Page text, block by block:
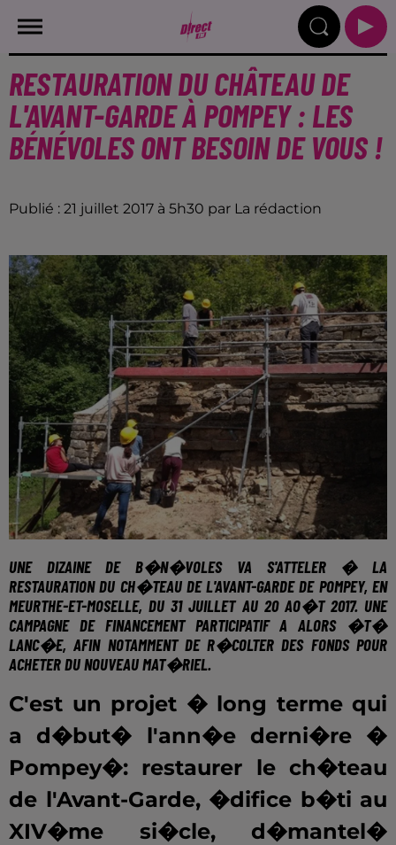
RESTAURATION DU CHÂTEAU DE
L'AVANT-GARDE À POMPEY : LES
BÉNÉVOLES ONT BESOIN DE VOUS !
Publié : 21 juillet 2017 à 5h30 par La rédaction
UNE DIZAINE DE B�N�VOLES VA S'ATTELER � LA
RESTAURATION DU CH�TEAU DE L'AVANT-GARDE DE POMPEY, EN
MEURTHE-ET-MOSELLE, DU 31 JUILLET AU 20 AO�T 2017. UNE
CAMPAGNE DE FINANCEMENT PARTICIPATIF A ALORS �T�
LANC�E, AFIN NOTAMMENT DE R�COLTER DES FONDS POUR
ACHETER DU NOUVEAU MAT�RIEL.
C'est un projet � long terme qui
a d�but� l'ann�e derni�re �
Pompey�: restaurer le ch�teau
de l'Avant-Garde, �difice b�ti au
XIV�me si�cle, d�mantel�